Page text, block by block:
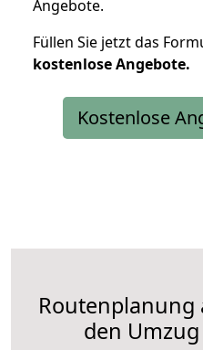
Angebote.
Füllen Sie jetzt das
kostenloseAngebote.
Kostenlose
Routenplanung
den